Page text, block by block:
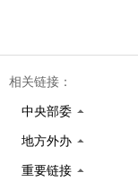
相关链接：
中央部委
地方外办
重要链接